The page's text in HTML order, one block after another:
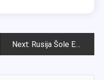
Next: Rusija Šole Ekipa: Strategije tekem, Vpliv igralcev, Merila uspešnosti